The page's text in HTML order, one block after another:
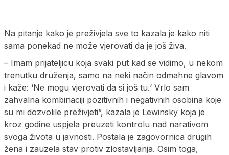
Na pitanje kako je preživjela sve to kazala je kako niti
sama ponekad ne može vjerovati da je još živa.
– Imam prijateljicu koja svaki put kad se vidimo, u nekom
trenutku druženja, samo na neki način odmahne glavom
i kaže: ‘Ne mogu vjerovati da si još tu.‘ Vrlo sam
zahvalna kombinaciji pozitivnih i negativnih osobina koje
su mi dozvolile preživjeti”, kazala je Lewinsky koja je
kroz godine uspjela preuzeti kontrolu nad narativom
svoga života u javnosti. Postala je zagovornica drugih
žena i zauzela stav protiv zlostavljanja. Osim toga,